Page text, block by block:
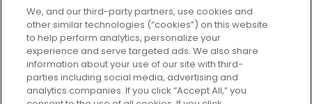
Centro Financiero El Super
Servicio al Cliente
Ayuda
Políticas de privacidad
We, and our third-party partners, use cookies and
other similar technologies (“cookies”) on this website
to help perform analytics, personalize your
experience and serve targeted ads. We also share
information about your use of our site with third-
parties including social media, advertising and
analytics companies. If you click “Accept All,” you